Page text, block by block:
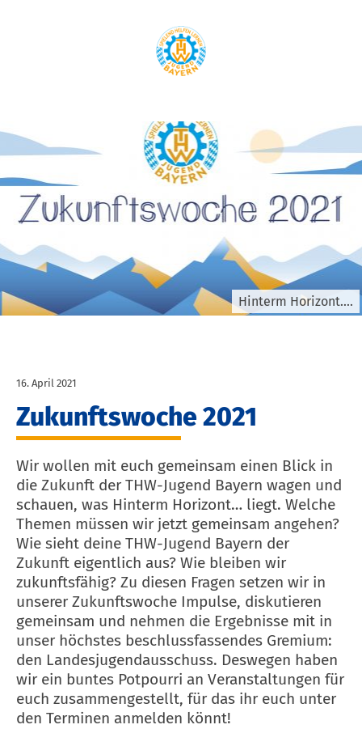
Hinterm Horizont....
16. April 2021
Zukunftswoche 2021
Wir wollen mit euch gemeinsam einen Blick in
die Zukunft der THW-Jugend Bayern wagen und
schauen, was Hinterm Horizont… liegt. Welche
Themen müssen wir jetzt gemeinsam angehen?
Wie sieht deine THW-Jugend Bayern der
Zukunft eigentlich aus? Wie bleiben wir
zukunftsfähig? Zu diesen Fragen setzen wir in
unserer Zukunftswoche Impulse, diskutieren
gemeinsam und nehmen die Ergebnisse mit in
unser höchstes beschlussfassendes Gremium:
den Landesjugendausschuss. Deswegen haben
wir ein buntes Potpourri an Veranstaltungen für
euch zusammengestellt, für das ihr euch unter
den Terminen anmelden könnt!